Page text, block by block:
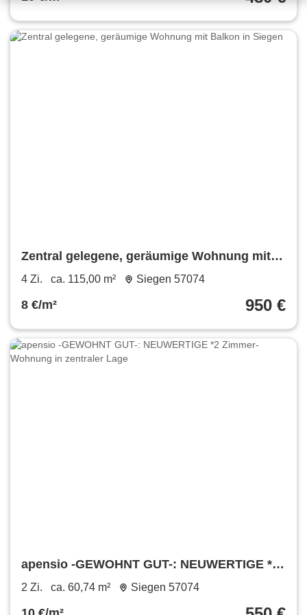
Zentral gelegene, geräumige Wohnung mit
Balkon in Siegen
4 Zi. ca. 115,00 m² Siegen 57074
8 €/m² 950 €
apensio -GEWOHNT GUT-: NEUWERTIGE *2
Zimmer-Wohnung in zentraler Lage
2 Zi. ca. 60,74 m² Siegen 57074